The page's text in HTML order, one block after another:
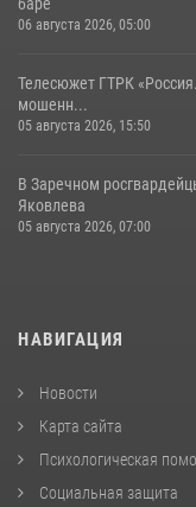
06 августа 2026, 05:00
Телесюжет ГТРК
мошенн...
05 августа 2026, 15:50
В Заречном
Яковлева
05 августа 2026, 07:00
НАВИГАЦИЯ
Новости
Карта сайта
Психологическая
Социальная защита